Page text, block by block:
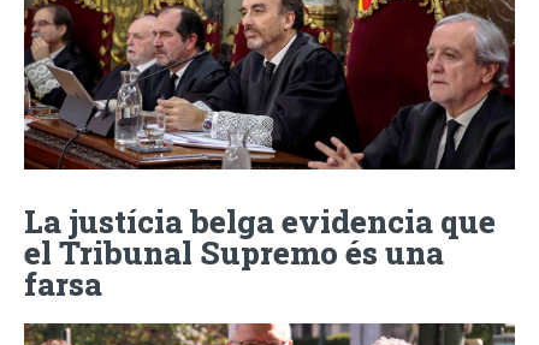
La justícia belga evidencia que
el Tribunal Supremo és una
farsa